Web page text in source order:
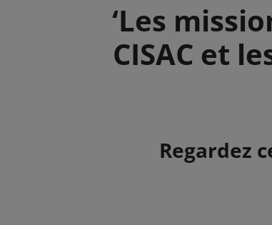
‘Les
CISAC et
SummaryRegardez